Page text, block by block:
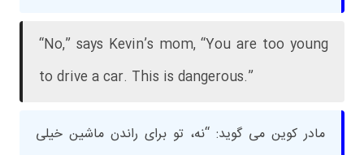
“No,” says Kevin’s mom, “You are too young
to drive a car. This is dangerous.”
مادر کوین می گوید: “نه، تو برای راندن ماشین خیلی